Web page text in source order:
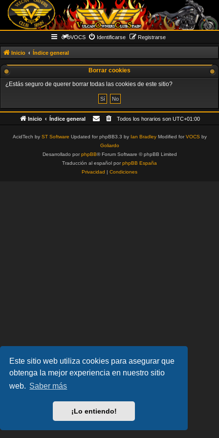
Este sitio web utiliza cookies para asegurar que
obtenga la mejor experiencia en nuestro sitio
web. Saber más
¡Lo entiendo!
VOCS Identificarse Registrarse
Inicio Índice general
Borrar cookies
¿Estás seguro de querer borrar todas las cookies de este sitio?
Inicio Índice general Todos los horarios son UTC+01:00
AcidTech by ST Software Updated for phpBB3.3 by Ian BradleyModified forVOCSby
Goliardo
Desarrollado porphpBB® Forum Software © phpBB Limited
Traducción al español porphpBB España
Privacidad | Condiciones